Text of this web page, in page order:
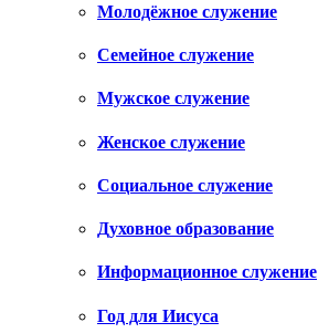
Молодёжное служение
Семейное служение
Мужское служение
Женское служение
Социальное служение
Духовное образование
Информационное служение
Год для Иисуса